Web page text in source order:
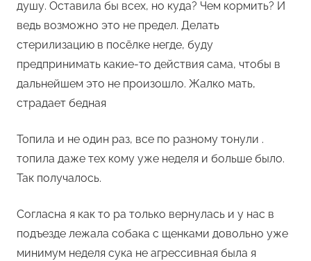
душу. Оставила бы всех, но куда? Чем кормить? И
ведь возможно это не предел. Делать
стерилизацию в посёлке негде, буду
предпринимать какие-то действия сама, чтобы в
дальнейшем это не произошло. Жалко мать,
страдает бедная
Топила и не один раз, все по разному тонули .
топила даже тех кому уже неделя и больше было.
Так получалось.
Согласна я как то ра только вернулась и у нас в
подъезде лежала собака с щенками довольно уже
минимум неделя сука не агрессивная была я